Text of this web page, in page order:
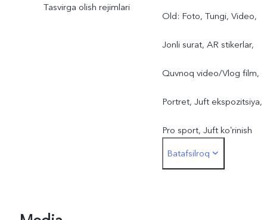
Tasvirga olish rejimlari
Old: Foto, Tungi, Video,
Jonli surat, AR stikerlar,
Quvnoq video/Vlog film,
Portret, Juft ekspozitsiya,
Pro sport, Juft koʻrinish
Orqa: Foto, Tungi, Video,
Batafsilroq